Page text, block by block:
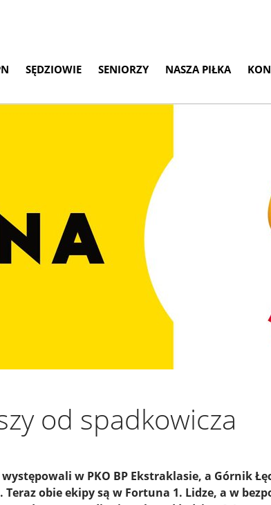
SĘDZIOWIE SENIORZY NASZA PIŁKA
od spadkowicza
w PKO BP Ekstraklasie, a Górnik
obie ekipy są w Fortuna 1. Lidze, a w